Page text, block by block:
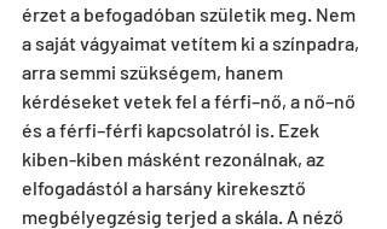
érzet a befogadóban születik meg. Nem
a saját vágyaimat vetítem ki a színpadra,
arra semmi szükségem, hanem
kérdéseket vetek fel a férfi–nő, a nő–nő
és a férfi–férfi kapcsolatról is. Ezek
kiben-kiben másként rezonálnak, az
elfogadástól a harsány kirekesztő
megbélyegzésig terjed a skála. A néző